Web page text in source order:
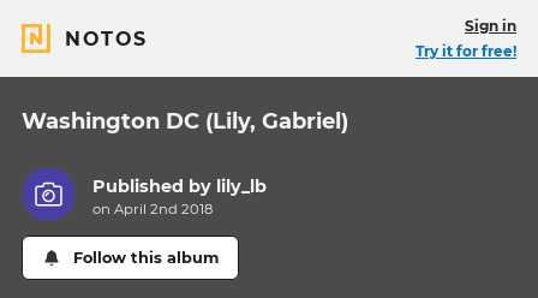
NOTOS
Sign in
Try it for free!
Washington DC (Lily, Gabriel)
Published by lily_lb
on April 2nd 2018
Follow this album